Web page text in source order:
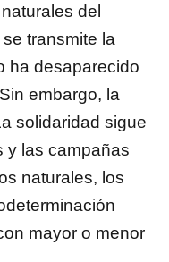
del
transmite la
ha desaparecido
embargo, la
solidaridad sigue
y las campañas
naturales, los
mayor o menor